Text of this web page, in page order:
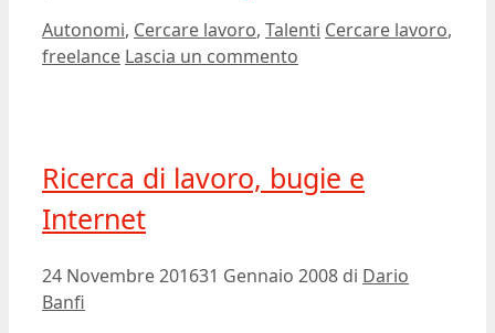
Categorie
Autonomi, Cercare lavoro, Talenti Tag
Cercare lavoro,
freelance Lascia un commento
Ricerca di lavoro, bugie e
Internet
24 Novembre 201631 Gennaio 2008 di Dario
Banfi